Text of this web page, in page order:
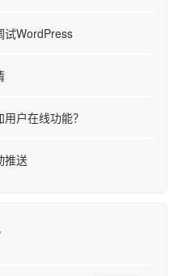
试WordPress
户在线功能？
推送